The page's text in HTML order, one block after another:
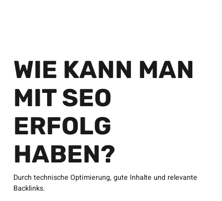
WIE KANN MAN
MIT SEO
ERFOLG
HABEN?
Durch technische Optimierung, gute Inhalte und relevante
Backlinks.